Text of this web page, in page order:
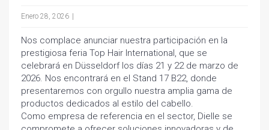
Enero 28, 2026
Nos complace anunciar nuestra participación en la
prestigiosa feria Top Hair International, que se
celebrará en Düsseldorf los días 21 y 22 de marzo de
2026. Nos encontrará en el Stand 17 B22, donde
presentaremos con orgullo nuestra amplia gama de
productos dedicados al estilo del cabello.
Como empresa de referencia en el sector, Dielle se